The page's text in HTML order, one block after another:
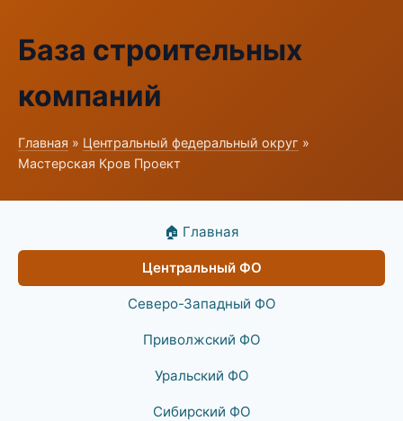
База строительных
компаний
Главная » Центральный федеральный округ »
Мастерская Кров Проект
🏠 Главная
Центральный ФО
Северо-Западный ФО
Приволжский ФО
Уральский ФО
Сибирский ФО